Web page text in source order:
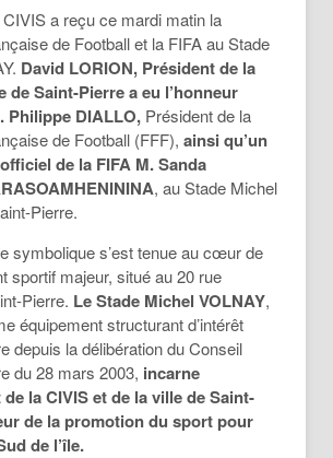
a reçu ce mardi matin la
de Football et la FIFA au Stade
David LORION, Président de la
de Saint-Pierre a eu l’honneur
Philippe DIALLO, Président de la
de Football (FFF), ainsi qu’un
de la FIFA M. Sanda
, au Stade Michel
Pierre.
symbolique s’est tenue au cœur de
sportif majeur, situé au 20 rue
Pierre. Le Stade Michel VOLNAY,
équipement structurant d’intérêt
depuis la délibération du Conseil
du 28 mars 2003, incarne
de la CIVIS et de la ville de Saint-
de la promotion du sport pour
de l’île.